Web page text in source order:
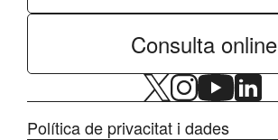
Consulta online
Política de privacitat i dades